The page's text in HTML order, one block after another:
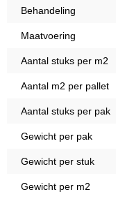
Behandeling
Maatvoering
Aantal stuks per m2
Aantal m2 per pallet
Aantal stuks per pak
Gewicht per pak
Gewicht per stuk
Gewicht per m2